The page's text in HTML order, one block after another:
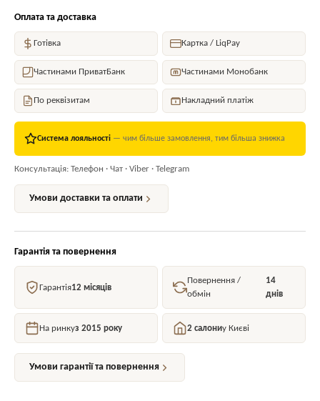
Оплата та доставка
Готівка Картка / LiqPay
Частинами ПриватБанк Частинами Монобанк
По реквізитам Накладний платіж
Система лояльності — чим більше замовлення, тим більша знижка
Консультація: Телефон · Чат · Viber · Telegram
Умови доставки та оплати
Гарантія та повернення
Гарантія12 місяців
Повернення /
обмін
14
днів
На ринкуз 2015 року 2 салониу Києві
Умови гарантії та повернення